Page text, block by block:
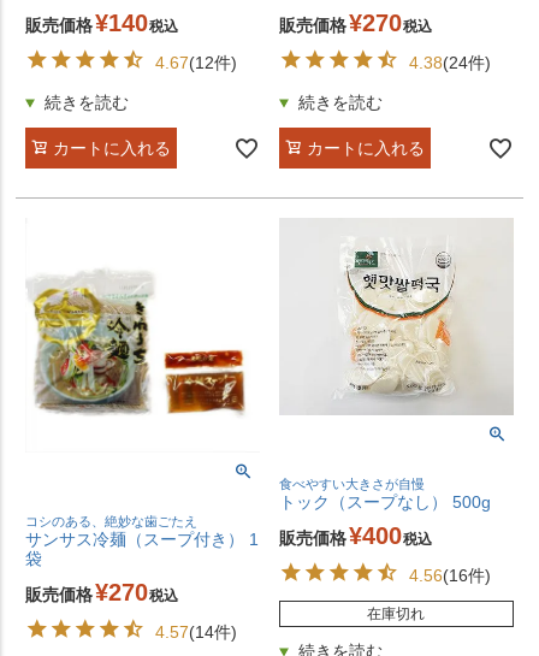
販売価格¥140税込
4.67(12件)
カートに入れる
販売価格¥270税込
4.38(24件)
カートに入れる
コシのある、絶妙な歯ごたえ
サンサス冷麺（スープ付き） 1
袋
販売価格¥270税込
4.57(14件)
食べやすい大きさが自慢
トック（スープなし） 500g
販売価格¥400税込
4.56(16件)
在庫切れ